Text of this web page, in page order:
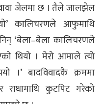
जेलमा छ । तैले जालझेल
कालिचरणले आफुमाथि
‘बेला–बेला कालिचरणले
थियो । मेरो आमाले त्यो
।’ बादविवादकै क्रममा
कुटपिट गरेको